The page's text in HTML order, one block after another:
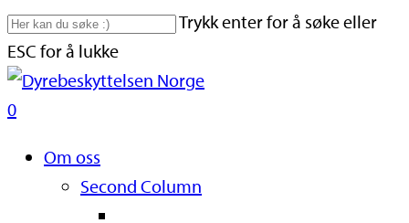
Skip
to
main
content
Trykk enter for å søke eller
ESC for å lukke
Close
Search
search
0
Om oss
Second Column